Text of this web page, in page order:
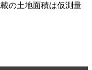
の土地面積は仮測量